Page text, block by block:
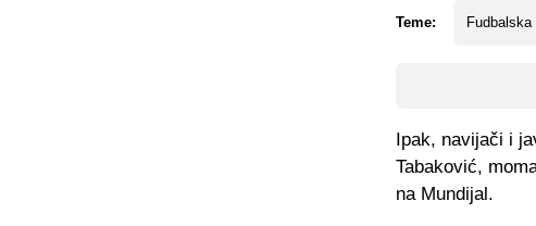
Teme:
Ipak, navijači i
Tabaković,
na Mundijal.